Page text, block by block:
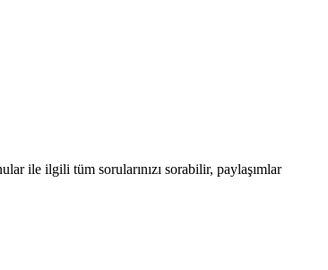
ile ilgili tüm sorularınızı sorabilir, paylaşımlar